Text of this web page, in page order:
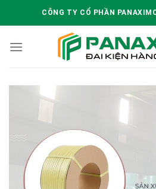
CÔNG TY CỔ PHẦN